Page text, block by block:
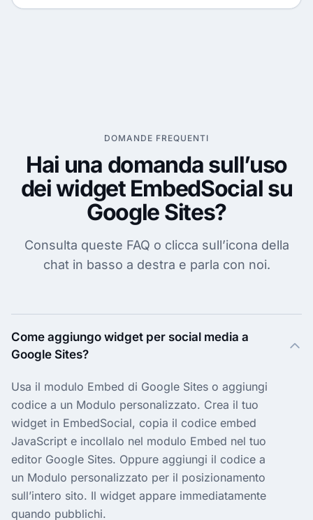
DOMANDE FREQUENTI
Hai una domanda sull’uso
dei widget EmbedSocial su
Google Sites?
Consulta queste FAQ o clicca sull’icona della
chat in basso a destra e parla con noi.
Come aggiungo widget per social media a
Google Sites?
Usa il modulo Embed di Google Sites o aggiungi
codice a un Modulo personalizzato. Crea il tuo
widget in EmbedSocial, copia il codice embed
JavaScript e incollalo nel modulo Embed nel tuo
editor Google Sites. Oppure aggiungi il codice a
un Modulo personalizzato per il posizionamento
sull’intero sito. Il widget appare immediatamente
quando pubblichi.